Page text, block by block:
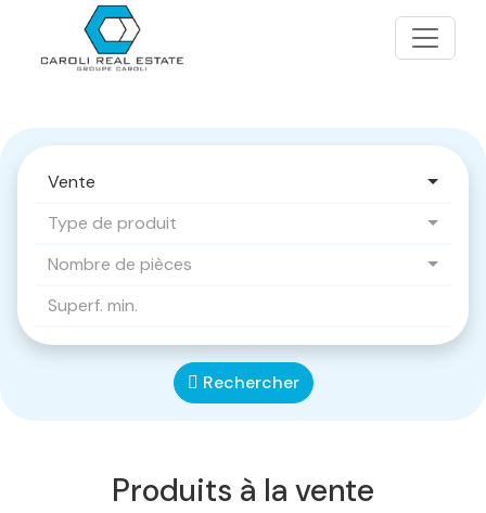
Vente
Type de produit
Nombre de pièces
Rechercher
Produits à la vente